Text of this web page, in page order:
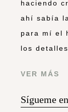
haciendo
ahí sabía
para mí el
los
VER MÁS
Sígueme